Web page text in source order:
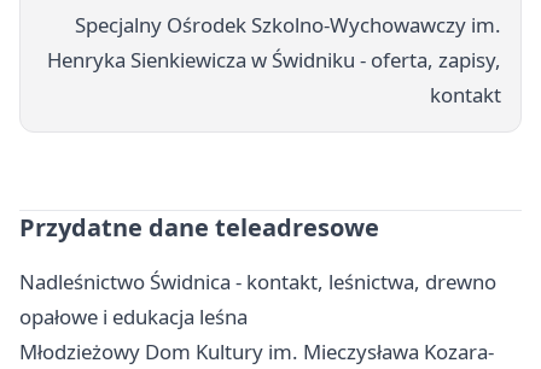
Specjalny Ośrodek Szkolno-Wychowawczy im.
Henryka Sienkiewicza w Świdniku - oferta, zapisy,
kontakt
Przydatne dane teleadresowe
Nadleśnictwo Świdnica - kontakt, leśnictwa, drewno
opałowe i edukacja leśna
Młodzieżowy Dom Kultury im. Mieczysława Kozara-